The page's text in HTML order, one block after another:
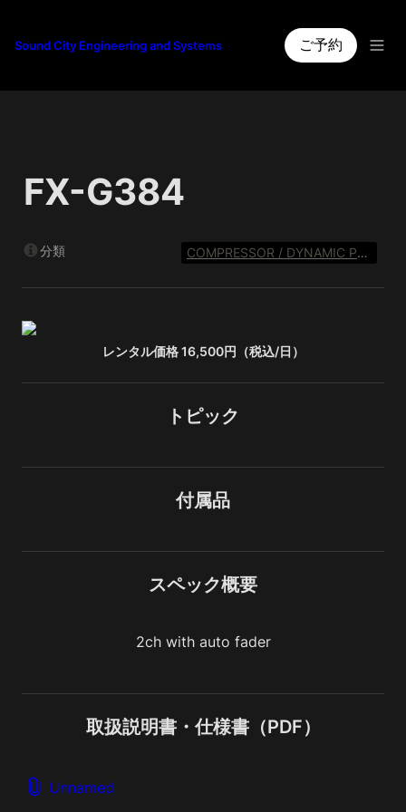
Sound City Engineering and Systems ご予約
FX-G384
分類 COMPRESSOR / DYNAMIC PROCESSOR
レンタル価格 16,500円（税込/日）
トピック
付属品
スペック概要
2ch with auto fader
取扱説明書・仕様書（PDF）
Unnamed